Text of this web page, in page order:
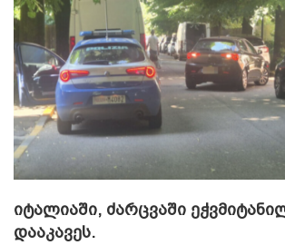
იტალიაში, ძარცვაში
დააკავეს.